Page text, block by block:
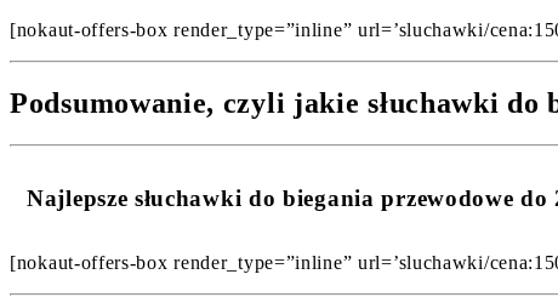
[nokaut-offers-box render_type=”inline” url=’sluchawki/
Podsumowanie, czyli jakie słuchawki do
Najlepsze słuchawki do biegania przewodowe
[nokaut-offers-box render_type=”inline” url=’sluchawki/